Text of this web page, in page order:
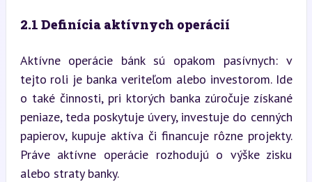
2.1 Definícia aktívnych operácií
Aktívne operácie bánk sú opakom pasívnych: v
tejto roli je banka veriteľom alebo investorom. Ide
o také činnosti, pri ktorých banka zúročuje získané
peniaze, teda poskytuje úvery, investuje do cenných
papierov, kupuje aktíva či financuje rôzne projekty.
Práve aktívne operácie rozhodujú o výške zisku
alebo straty banky.